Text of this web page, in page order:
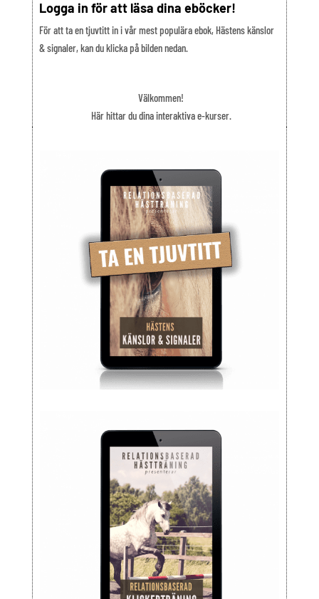
Logga in för att läsa dina eböcker!
För att ta en tjuvtitt in i vår mest populära ebok, Hästens känslor
& signaler, kan du klicka på bilden nedan.
Välkommen!
Här hittar du dina interaktiva e-kurser.